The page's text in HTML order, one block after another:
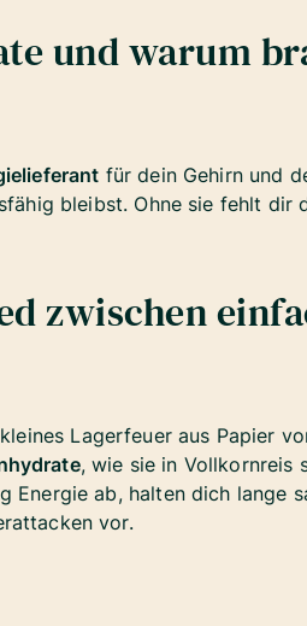
und warum
für dein Gehirn und
bleibst. Ohne sie fehlt dir
zwischen
Lagerfeuer aus Papier
, wie sie in Vollkornreis
Energie ab, halten dich lange
vor.